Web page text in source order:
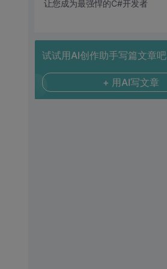
让您成为最强悍的C#开发者
试试用AI创作助手写篇文章吧
+ 用AI写文章